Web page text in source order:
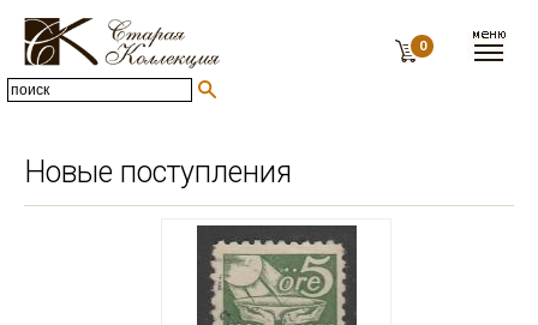
0
Новые поступления